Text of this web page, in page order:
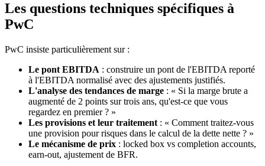
Les questions techniques spécifiques à
PwC
PwC insiste particulièrement sur :
Le pont EBITDA : construire un pont de l'EBITDA reporté
à l'EBITDA normalisé avec des ajustements justifiés.
L'analyse des tendances de marge : « Si la marge brute a
augmenté de 2 points sur trois ans, qu'est-ce que vous
regardez en premier ? »
Les provisions et leur traitement : « Comment traitez-vous
une provision pour risques dans le calcul de la dette nette ? »
Le mécanisme de prix : locked box vs completion accounts,
earn-out, ajustement de BFR.